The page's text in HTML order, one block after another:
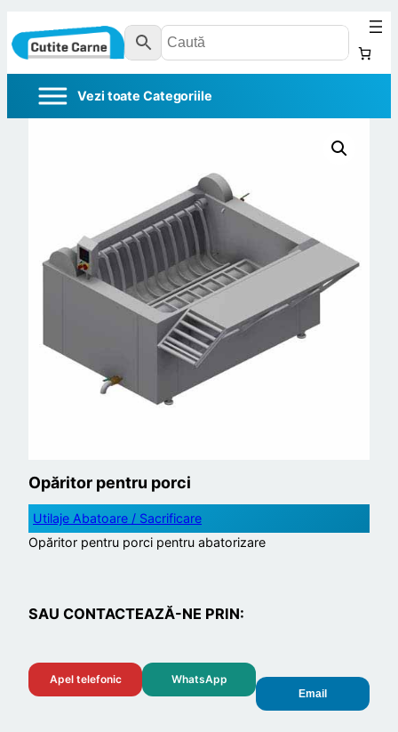
Opăritor pentru porci
Utilaje Abatoare / Sacrificare
Opăritor pentru porci pentru abatorizare
SAU CONTACTEAZĂ-NE PRIN:
Apel telefonic WhatsApp
Email